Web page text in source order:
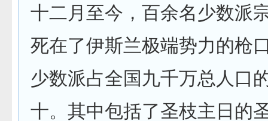
十二月至今，百余名少数派
死在了伊斯兰极端势力的枪
少数派占全国九千万总人口
十。其中包括了圣枝主日的